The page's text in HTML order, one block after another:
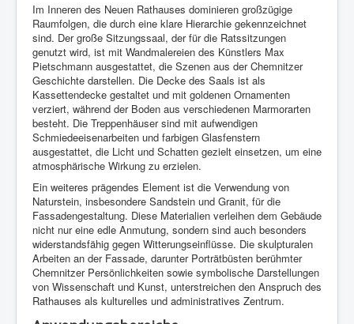
Im Inneren des Neuen Rathauses dominieren großzügige
Raumfolgen, die durch eine klare Hierarchie gekennzeichnet
sind. Der große Sitzungssaal, der für die Ratssitzungen
genutzt wird, ist mit Wandmalereien des Künstlers Max
Pietschmann ausgestattet, die Szenen aus der Chemnitzer
Geschichte darstellen. Die Decke des Saals ist als
Kassettendecke gestaltet und mit goldenen Ornamenten
verziert, während der Boden aus verschiedenen Marmorarten
besteht. Die Treppenhäuser sind mit aufwendigen
Schmiedeeisenarbeiten und farbigen Glasfenstern
ausgestattet, die Licht und Schatten gezielt einsetzen, um eine
atmosphärische Wirkung zu erzielen.
Ein weiteres prägendes Element ist die Verwendung von
Naturstein, insbesondere Sandstein und Granit, für die
Fassadengestaltung. Diese Materialien verleihen dem Gebäude
nicht nur eine edle Anmutung, sondern sind auch besonders
widerstandsfähig gegen Witterungseinflüsse. Die skulpturalen
Arbeiten an der Fassade, darunter Porträtbüsten berühmter
Chemnitzer Persönlichkeiten sowie symbolische Darstellungen
von Wissenschaft und Kunst, unterstreichen den Anspruch des
Rathauses als kulturelles und administratives Zentrum.